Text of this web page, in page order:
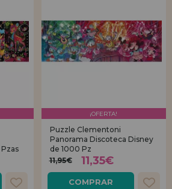
¡OFERTA!
Puzzle Clementoni
Panorama Discoteca Disney
de 1000 Pz
11,95€
11,35€
COMPRAR